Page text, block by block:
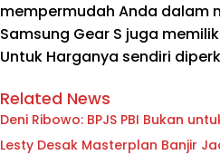
mempermudah Anda dalam
Samsung Gear S juga
Untuk Harganya sendiri
Related News
Deni Ribowo: BPJS PBI Bukan
Lesty Desak Masterplan Banjir